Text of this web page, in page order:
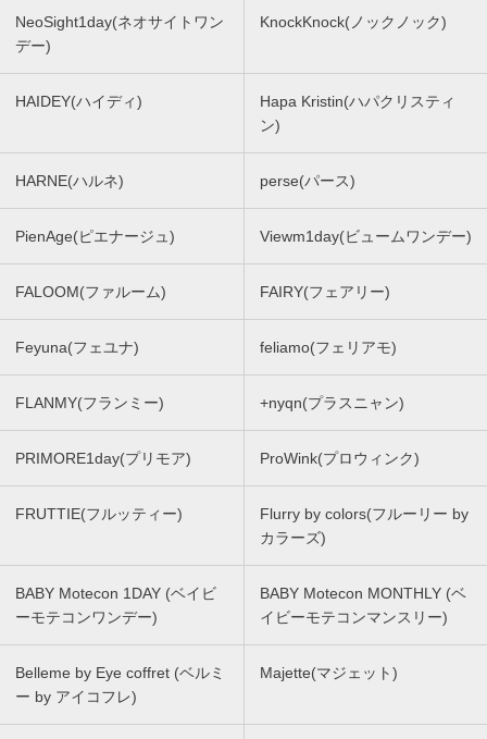
NeoSight1day(ネオサイトワン
デー)
KnockKnock(ノックノック)
HAIDEY(ハイディ)
Hapa Kristin(ハパクリスティ
ン)
HARNE(ハルネ) perse(パース)
PienAge(ピエナージュ) Viewm1day(ビュームワンデー)
FALOOM(ファルーム) FAIRY(フェアリー)
Feyuna(フェユナ) feliamo(フェリアモ)
FLANMY(フランミー) +nyqn(プラスニャン)
PRIMORE1day(プリモア) ProWink(プロウィンク)
FRUTTIE(フルッティー)
Flurry by colors(フルーリー by
カラーズ)
BABY Motecon 1DAY (ベイビ
ーモテコンワンデー)
BABY Motecon MONTHLY (ベ
イビーモテコンマンスリー)
Belleme by Eye coffret (ベルミ
ー by アイコフレ)
Majette(マジェット)